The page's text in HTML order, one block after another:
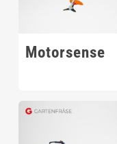
Motorsense